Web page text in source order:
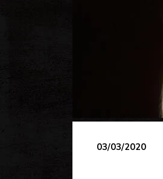
03/03/2020